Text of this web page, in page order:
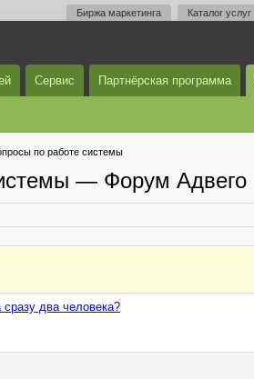
Биржа маркетинга Каталог услуг
Сервис Партнёрская программа
по работе системы
— Форум Адвего
два человека?